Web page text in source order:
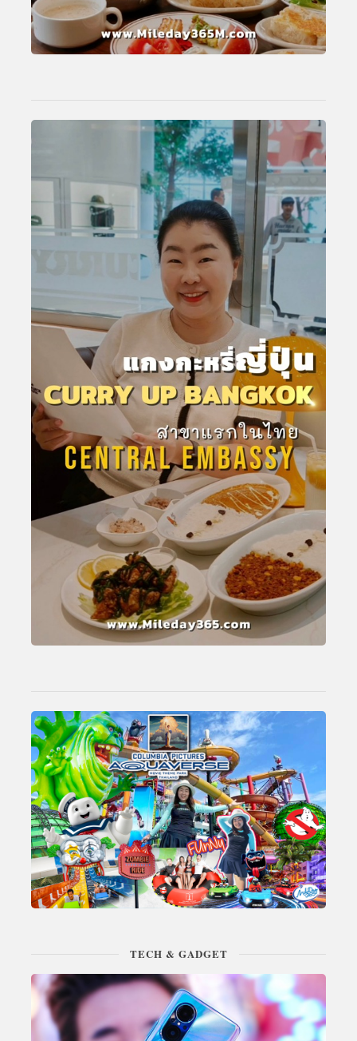
TECH & GADGET